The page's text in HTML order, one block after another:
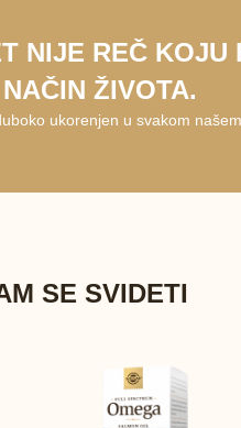
NIJE REČ KOJU
ŽIVOTA.
ukorenjen u svakom
SE SVIDETI